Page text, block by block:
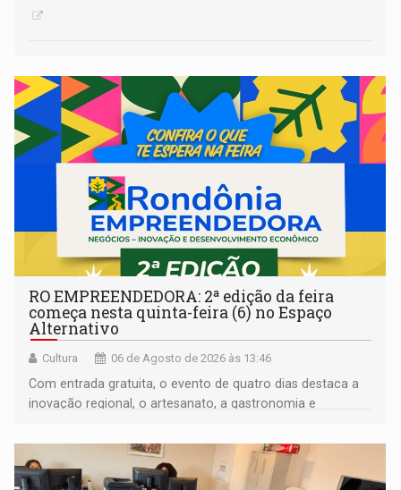
RO EMPREENDEDORA: 2ª edição da feira
começa nesta quinta-feira (6) no Espaço
Alternativo
Cultura 06 de Agosto de 2026 às 13:46
Com entrada gratuita, o evento de quatro dias destaca a
inovação regional, o artesanato, a gastronomia e